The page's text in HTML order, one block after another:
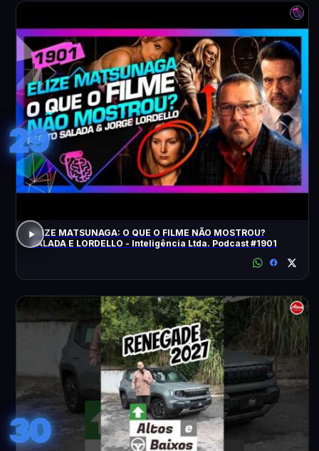
29
ELIZE MATSUNAGA: O QUE O FILME NÃO MOSTROU?
SALADA E LORDELLO - Inteligência Ltda. Podcast #1901
30